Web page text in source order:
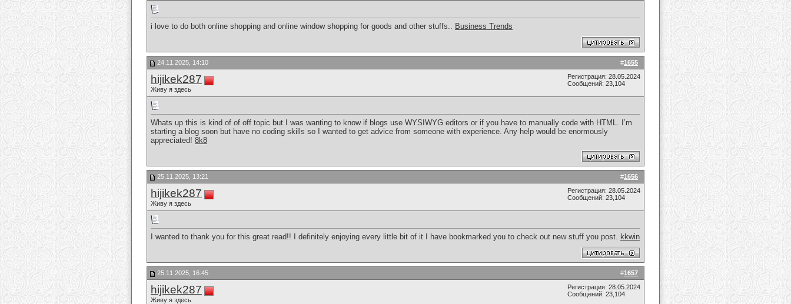
i love to do both online shopping and online window shopping for goods and other stuffs.. Business Trends
#1655
24.11.2025, 14:10
hijikek287
Живу я здесь
Регистрация: 28.05.2024
Сообщений: 23,104
Whats up this is kind of of off topic but I was wanting to know if blogs use WYSIWYG editors or if you have to manually code with HTML. I’m
starting a blog soon but have no coding skills so I wanted to get advice from someone with experience. Any help would be enormously
appreciated! 8k8
#1656
25.11.2025, 13:21
hijikek287
Живу я здесь
Регистрация: 28.05.2024
Сообщений: 23,104
I wanted to thank you for this great read!! I definitely enjoying every little bit of it I have bookmarked you to check out new stuff you post. kkwin
#1657
25.11.2025, 16:45
hijikek287
Живу я здесь
Регистрация: 28.05.2024
Сообщений: 23,104